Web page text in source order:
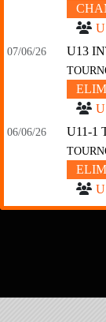
07/06/26 U13
06/06/26 U11-1